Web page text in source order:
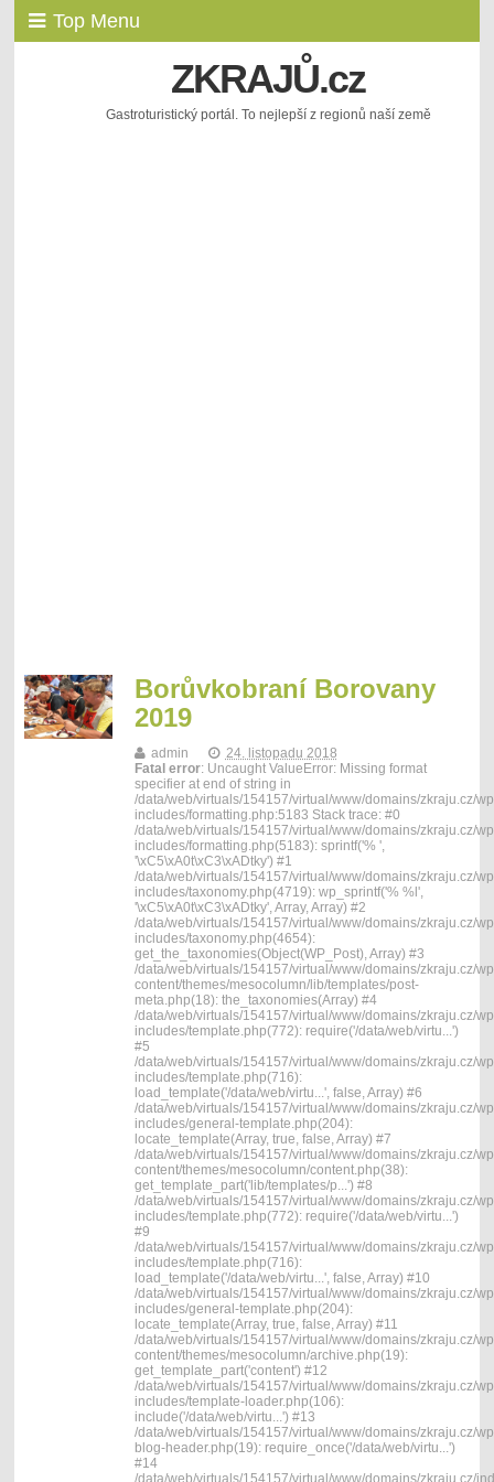
Top Menu
ZKRAJŮ.cz
Gastroturistický portál. To nejlepší z regionů naší země
Borůvkobraní Borovany
2019
admin
24. listopadu 2018
Fatal error: Uncaught ValueError: Missing format
specifier at end of string in
/data/web/virtuals/154157/virtual/www/domains/zkraju.cz/
includes/formatting.php:5183 Stack trace: #0
/data/web/virtuals/154157/virtual/www/domains/zkraju.cz/
includes/formatting.php(5183): sprintf('% ',
'\xC5\xA0t\xC3\xADtky') #1
/data/web/virtuals/154157/virtual/www/domains/zkraju.cz/
includes/taxonomy.php(4719): wp_sprintf('% %l',
'\xC5\xA0t\xC3\xADtky', Array, Array) #2
/data/web/virtuals/154157/virtual/www/domains/zkraju.cz/
includes/taxonomy.php(4654):
get_the_taxonomies(Object(WP_Post), Array) #3
/data/web/virtuals/154157/virtual/www/domains/zkraju.cz/
content/themes/mesocolumn/lib/templates/post-
meta.php(18): the_taxonomies(Array) #4
/data/web/virtuals/154157/virtual/www/domains/zkraju.cz/
includes/template.php(772): require('/data/web/virtu...')
#5
/data/web/virtuals/154157/virtual/www/domains/zkraju.cz/
includes/template.php(716):
load_template('/data/web/virtu...', false, Array) #6
/data/web/virtuals/154157/virtual/www/domains/zkraju.cz/
includes/general-template.php(204):
locate_template(Array, true, false, Array) #7
/data/web/virtuals/154157/virtual/www/domains/zkraju.cz/
content/themes/mesocolumn/content.php(38):
get_template_part('lib/templates/p...') #8
/data/web/virtuals/154157/virtual/www/domains/zkraju.cz/
includes/template.php(772): require('/data/web/virtu...')
#9
/data/web/virtuals/154157/virtual/www/domains/zkraju.cz/
includes/template.php(716):
load_template('/data/web/virtu...', false, Array) #10
/data/web/virtuals/154157/virtual/www/domains/zkraju.cz/
includes/general-template.php(204):
locate_template(Array, true, false, Array) #11
/data/web/virtuals/154157/virtual/www/domains/zkraju.cz/
content/themes/mesocolumn/archive.php(19):
get_template_part('content') #12
/data/web/virtuals/154157/virtual/www/domains/zkraju.cz/
includes/template-loader.php(106):
include('/data/web/virtu...') #13
/data/web/virtuals/154157/virtual/www/domains/zkraju.cz/
blog-header.php(19): require_once('/data/web/virtu...')
#14